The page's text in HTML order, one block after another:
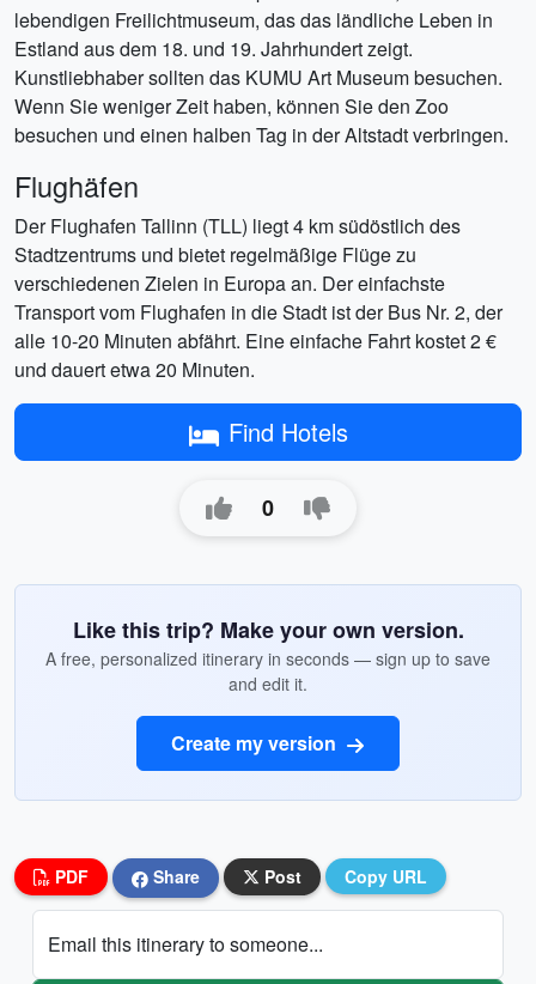
lebendigen Freilichtmuseum, das das ländliche Leben in
Estland aus dem 18. und 19. Jahrhundert zeigt.
Kunstliebhaber sollten das KUMU Art Museum besuchen.
Wenn Sie weniger Zeit haben, können Sie den Zoo
besuchen und einen halben Tag in der Altstadt verbringen.
Flughäfen
Der Flughafen Tallinn (TLL) liegt 4 km südöstlich des
Stadtzentrums und bietet regelmäßige Flüge zu
verschiedenen Zielen in Europa an. Der einfachste
Transport vom Flughafen in die Stadt ist der Bus Nr. 2, der
alle 10-20 Minuten abfährt. Eine einfache Fahrt kostet 2 €
und dauert etwa 20 Minuten.
Find Hotels
0
Like this trip? Make your own version.
A free, personalized itinerary in seconds — sign up to save
and edit it.
Create my version
PDF Share Post Copy URL
Email this itinerary to someone...